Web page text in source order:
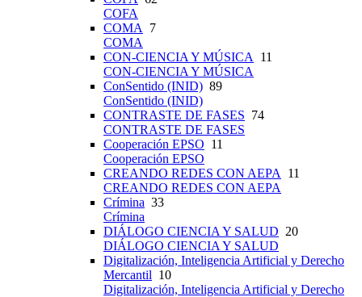
COFA
COMA
7
COMA
CON-CIENCIA Y MÚSICA
11
CON-CIENCIA Y MÚSICA
ConSentido (INID) 89
ConSentido (INID)
CONTRASTE DE FASES 74
CONTRASTE DE FASES
Cooperación EPSO 11
Cooperación EPSO
CREANDO REDES CON AEPA
11
CREANDO REDES CON AEPA
Crímina 33
Crímina
DIÁLOGO CIENCIA Y SALUD 20
DIÁLOGO CIENCIA Y SALUD
Digitalización, Inteligencia Artificial y Derecho
Mercantil 10
Digitalización, Inteligencia Artificial y Derecho